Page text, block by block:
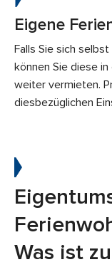
Eigene
Falls Sie sich selbst
können Sie diese
weiter vermieten.
diesbezüglichen
Was ist